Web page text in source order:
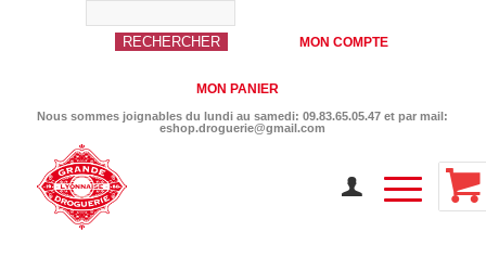
MON COMPTE
MON PANIER
Nous sommes joignables du lundi au samedi: 09.83.65.05.47 et par mail:
eshop.droguerie@gmail.com